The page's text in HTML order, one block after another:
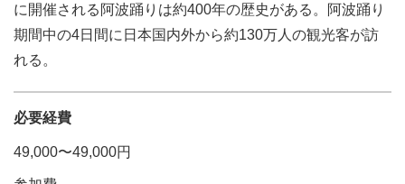
に開催される阿波踊りは約400年の歴史がある。阿波踊り
期間中の4日間に日本国内外から約130万人の観光客が訪
れる。
必要経費
49,000〜49,000円